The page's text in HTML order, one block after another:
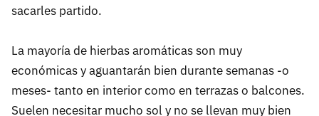
sacarles partido.
La mayoría de hierbas aromáticas son muy
económicas y aguantarán bien durante semanas -o
meses- tanto en interior como en terrazas o balcones.
Suelen necesitar mucho sol y no se llevan muy bien